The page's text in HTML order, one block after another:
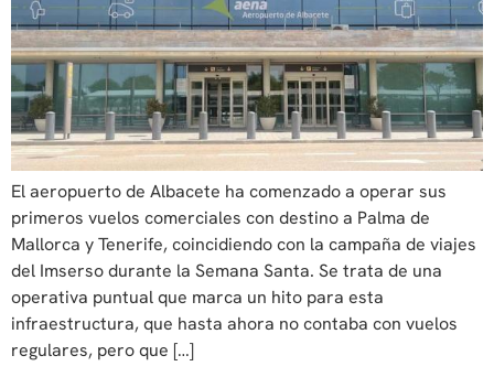
El aeropuerto de Albacete ha comenzado a operar sus
primeros vuelos comerciales con destino a Palma de
Mallorca y Tenerife, coincidiendo con la campaña de viajes
del Imserso durante la Semana Santa. Se trata de una
operativa puntual que marca un hito para esta
infraestructura, que hasta ahora no contaba con vuelos
regulares, pero que […]